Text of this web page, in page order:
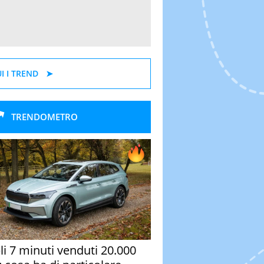
I TREND
TRENDOMETRO
7 minuti venduti 20.000